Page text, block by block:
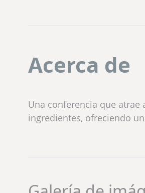
Acerca de
Una conferencia que
ingredientes, ofreciendo